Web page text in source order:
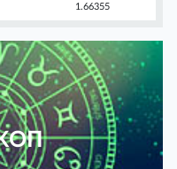
1.66355